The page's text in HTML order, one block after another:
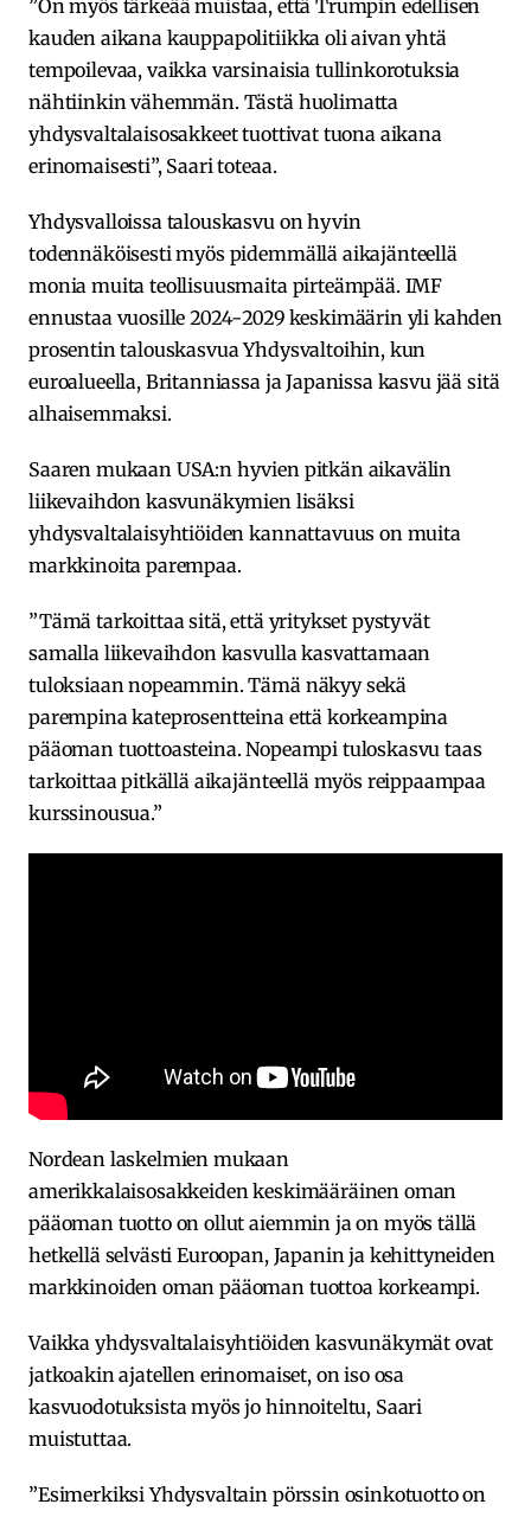
”On myös tärkeää muistaa, että Trumpin edellisen
kauden aikana kauppapolitiikka oli aivan yhtä
tempoilevaa, vaikka varsinaisia tullinkorotuksia
nähtiinkin vähemmän. Tästä huolimatta
yhdysvaltalaisosakkeet tuottivat tuona aikana
erinomaisesti”, Saari toteaa.
Yhdysvalloissa talouskasvu on hyvin
todennäköisesti myös pidemmällä aikajänteellä
monia muita teollisuusmaita pirteämpää. IMF
ennustaa vuosille 2024-2029 keskimäärin yli kahden
prosentin talouskasvua Yhdysvaltoihin, kun
euroalueella, Britanniassa ja Japanissa kasvu jää sitä
alhaisemmaksi.
Saaren mukaan USA:n hyvien pitkän aikavälin
liikevaihdon kasvunäkymien lisäksi
yhdysvaltalaisyhtiöiden kannattavuus on muita
markkinoita parempaa.
”Tämä tarkoittaa sitä, että yritykset pystyvät
samalla liikevaihdon kasvulla kasvattamaan
tuloksiaan nopeammin. Tämä näkyy sekä
parempina kateprosentteina että korkeampina
pääoman tuottoasteina. Nopeampi tuloskasvu taas
tarkoittaa pitkällä aikajänteellä myös reippaampaa
kurssinousua.”
Nordean laskelmien mukaan
amerikkalaisosakkeiden keskimääräinen oman
pääoman tuotto on ollut aiemmin ja on myös tällä
hetkellä selvästi Euroopan, Japanin ja kehittyneiden
markkinoiden oman pääoman tuottoa korkeampi.
Vaikka yhdysvaltalaisyhtiöiden kasvunäkymät ovat
jatkoakin ajatellen erinomaiset, on iso osa
kasvuodotuksista myös jo hinnoiteltu, Saari
muistuttaa.
”Esimerkiksi Yhdysvaltain pörssin osinkotuotto on